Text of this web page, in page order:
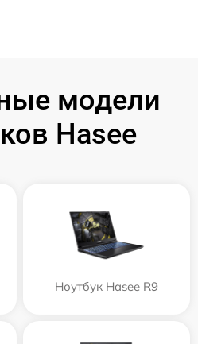
модели
Hasee
Ноутбук Hasee R9